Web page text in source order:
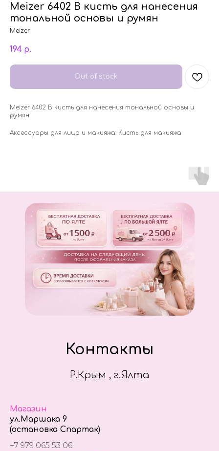
Meizer 6402 В кисть для нанесения
тональной основы и румян
Meizer
194 р.
Out of stock
Meizer 6402 В кисть для нанесения тональной основы и
румян
Аксессуары для лица и макияжа: Кисть для макияжа
Контакты
Р.Крым , г.Ялта
Магазин
ул.Маршака 9
(остановка Спартак)
+7 979 065 53 06